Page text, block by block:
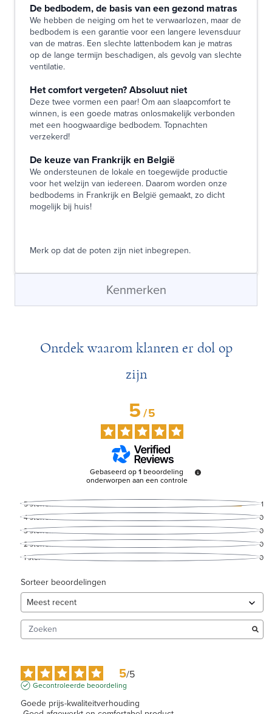
De bedbodem, de basis van een gezond matras
We hebben de neiging om het te verwaarlozen, maar de
bedbodem is een garantie voor een langere levensduur
van de matras. Een slechte lattenbodem kan je matras
op de lange termijn beschadigen, als gevolg van slechte
ventilatie.
Het comfort vergeten? Absoluut niet
Deze twee vormen een paar! Om aan slaapcomfort te
winnen, is een goede matras onlosmakelijk verbonden
met een hoogwaardige bedbodem. Topnachten
verzekerd!
De keuze van Frankrijk en België
We ondersteunen de lokale en toegewijde productie
voor het welzijn van iedereen. Daarom worden onze
bedbodems in Frankrijk en België gemaakt, zo dicht
mogelijk bij huis!
Merk op dat de poten zijn niet inbegrepen.
Kenmerken
Ontdek waarom klanten er dol op
zijn
5/5
Gebaseerd op1beoordeling
onderworpen aan een controle
5sterren
1
4sterren
0
3sterren
0
2sterren
0
1ster 0
Sorteer beoordelingen
5/5
Gecontroleerde beoordeling
Goede prijs-kwaliteitverhouding